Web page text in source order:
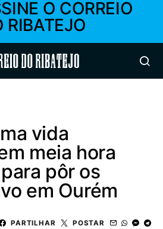
O CORREIO
RIBATEJO
do Ribatejo
vida
meia hora
pôr os
em Ourém
PARTILHAR POSTAR